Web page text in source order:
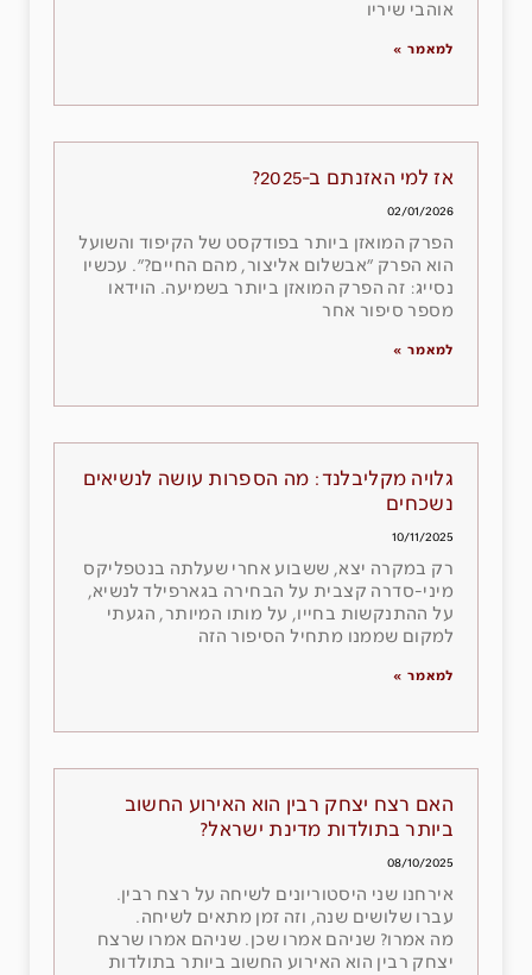
אוהבי שיריו
למאמר »
אז למי האזנתם ב-2025?
02/01/2026
הפרק המואזן ביותר בפודקסט של הקיפוד והשועל
הוא הפרק ״אבשלום אליצור, מהם החיים?״. עכשיו
נסייג: זה הפרק המואזן ביותר בשמיעה. הוידאו
מספר סיפור אחר
למאמר »
גלויה מקליבלנד: מה הספרות עושה לנשיאים
נשכחים
10/11/2025
רק במקרה יצא, ששבוע אחרי שעלתה בנטפליקס
מיני-סדרה קצבית על הבחירה בגארפילד לנשיא,
על ההתנקשות בחייו, על מותו המיותר, הגעתי
למקום שממנו מתחיל הסיפור הזה
למאמר »
האם רצח יצחק רבין הוא האירוע החשוב
ביותר בתולדות מדינת ישראל?
08/10/2025
אירחנו שני היסטוריונים לשיחה על רצח רבין.
עברו שלושים שנה, וזה זמן מתאים לשיחה.
מה אמרו? שניהם אמרו שכן. שניהם אמרו שרצח
יצחק רבין הוא האירוע החשוב ביותר בתולדות